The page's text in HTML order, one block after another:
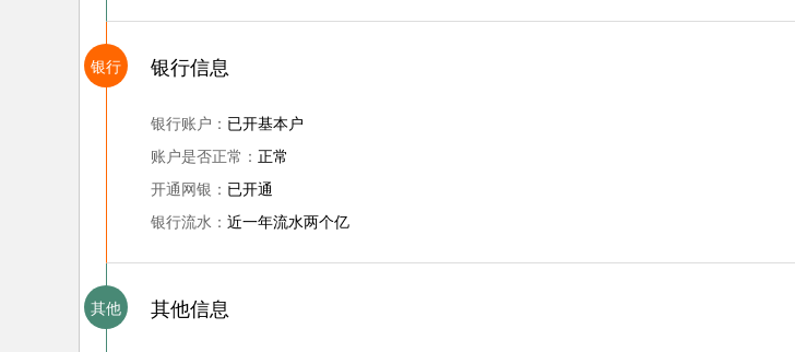
银行 银行信息
银行账户： 已开基本户
账户是否正常： 正常
开通网银： 已开通
银行流水： 近一年流水两个亿
其他 其他信息